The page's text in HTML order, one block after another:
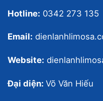
Hotline: 0342 273 135
Email:
Website:
Đại diện: Võ Văn Hiếu